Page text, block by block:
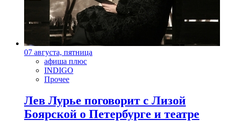
07 августа, пятница
афиша плюс
INDIGO
Прочее
Лев Лурье поговорит с Лизой
Боярской о Петербурге и театре